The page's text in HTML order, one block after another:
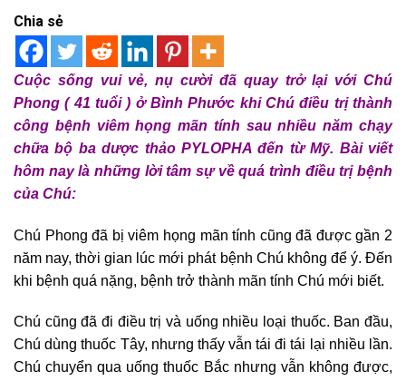
Chia sẻ
Cuộc sống vui vẻ, nụ cười đã quay trở lại với Chú
Phong ( 41 tuổi ) ở Bình Phước khi Chú điều trị thành
công bệnh viêm họng mãn tính sau nhiều năm chạy
chữa bộ ba dược thảo PYLOPHA đến từ Mỹ. Bài viết
hôm nay là những lời tâm sự về quá trình điều trị bệnh
của Chú:
Chú Phong đã bị viêm họng mãn tính cũng đã được gần 2
năm nay, thời gian lúc mới phát bệnh Chú không để ý. Đến
khi bệnh quá nặng, bệnh trở thành mãn tính Chú mới biết.
Chú cũng đã đi điều trị và uống nhiều loại thuốc. Ban đầu,
Chú dùng thuốc Tây, nhưng thấy vẫn tái đi tái lại nhiều lần.
Chú chuyển qua uống thuốc Bắc nhưng vẫn không được,